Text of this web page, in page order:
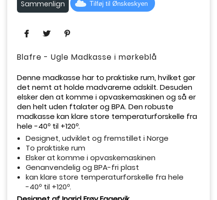
Sammenlign Tilføj til Ønskeskyen
Blafre - Ugle Madkasse i mørkeblå
Denne madkasse har to praktiske rum, hvilket gør
det nemt at holde madvarerne adskilt. Desuden
elsker den at komme i opvaskemaskinen og så er
den helt uden ftalater og BPA. Den robuste
madkasse kan klare store temperaturforskelle fra
hele -40º til +120º.
Designet, udviklet og fremstillet i Norge
To praktiske rum
Elsker at komme i opvaskemaskinen
Genanvendelig og BPA-fri plast
kan klare store temperaturforskelle fra hele
-40º til +120º.